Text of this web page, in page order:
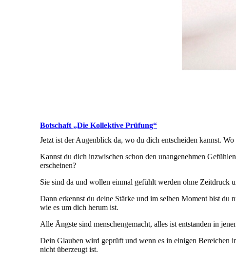
Botschaft „Die Kollektive Prüfung“
Jetzt ist der Augenblick da, wo du dich entscheiden kannst.
Kannst du dich inzwischen schon den unangenehmen
erscheinen?
Sie sind da und wollen einmal gefühlt werden ohne Zeitdruck
Dann erkennst du deine Stärke und im selben Moment bist du
wie es um dich herum ist.
Alle Ängste sind menschengemacht, alles ist entstanden in
Dein Glauben wird geprüft und wenn es in einigen Bereichen
nicht überzeugt ist.